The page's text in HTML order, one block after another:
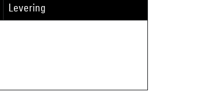
Levering